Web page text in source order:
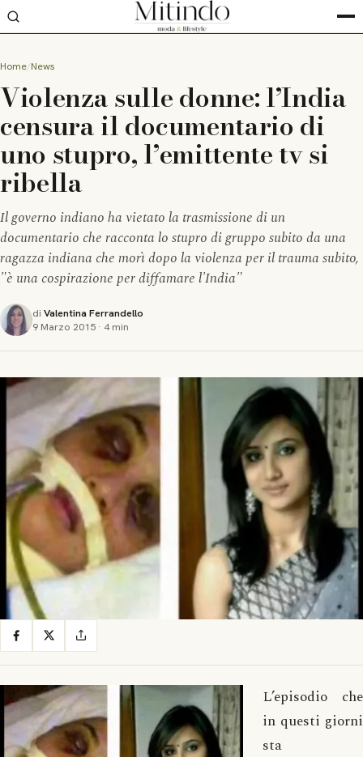
Home News
Violenza sulle donne: l’India
censura il documentario di
uno stupro, l’emittente tv si
ribella
Il governo indiano ha vietato la trasmissione di un
documentario che racconta lo stupro di gruppo subito da una
ragazza indiana che morì dopo la violenza per il trauma subito,
"è una cospirazione per diffamare l'India"
di Valentina Ferrandello
9 Marzo 2015 · 4 min
L’episodio che
in questi giorni
sta